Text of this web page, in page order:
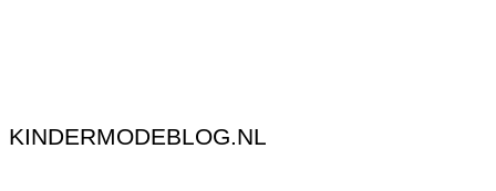
KINDERMODEBLOG.NL